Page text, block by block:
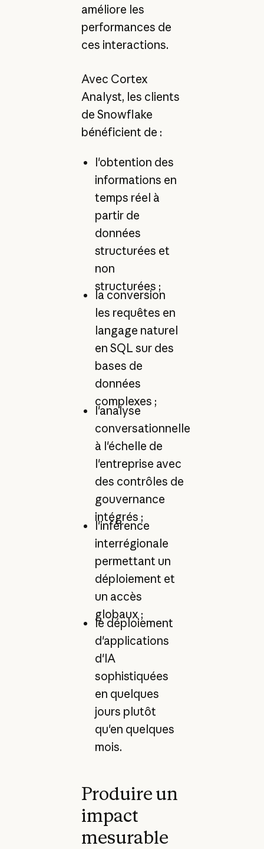
améliore les
performances de
ces interactions.
Avec Cortex
Analyst, les clients
de Snowflake
bénéficient de :
l'obtention des
informations en
temps réel à
partir de
données
structurées et
non
structurées ;
la conversion
les requêtes en
langage naturel
en SQL sur des
bases de
données
complexes ;
l'analyse
conversationnelle
à l'échelle de
l'entreprise avec
des contrôles de
gouvernance
intégrés ;
l'inférence
interrégionale
permettant un
déploiement et
un accès
globaux ;
le déploiement
d'applications
d'IA
sophistiquées
en quelques
jours plutôt
qu'en quelques
mois.
Produire un
impact
mesurable